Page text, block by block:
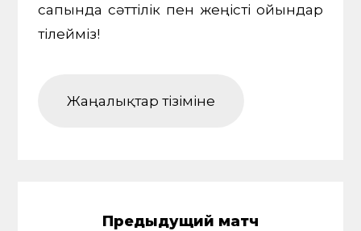
сапында сәттілік пен жеңісті ойындар
тілейміз!
Жаңалықтар тізіміне
Предыдущий матч